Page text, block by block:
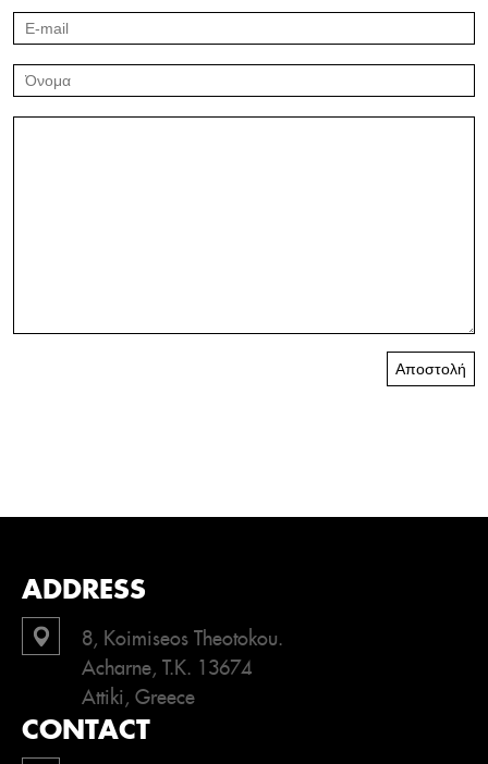
Αποστολή
ADDRESS
8, Koimiseos Theotokou.
Acharne, T.K. 13674
Attiki, Greece
CONTACT